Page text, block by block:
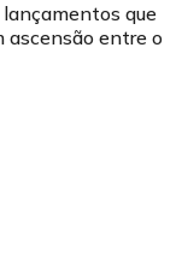
que
ascensão entre o